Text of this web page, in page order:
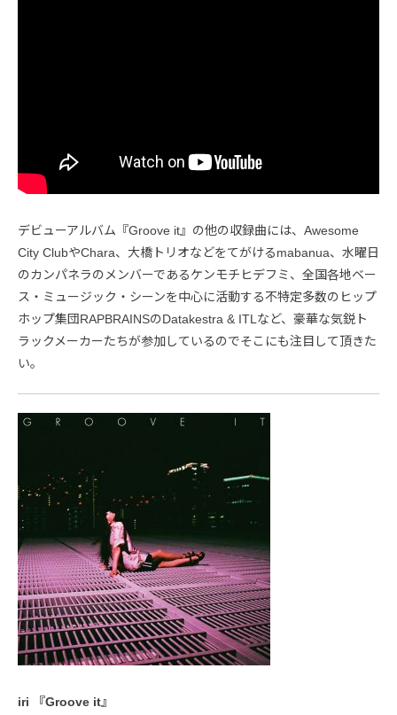
デビューアルバム『Groove it』の他の収録曲には、Awesome
City ClubやChara、大橋トリオなどをてがけるmabanua、水曜日
のカンパネラのメンバーであるケンモチヒデフミ、全国各地ベー
ス・ミュージック・シーンを中心に活動する不特定多数のヒップ
ホップ集団RAPBRAINSのDatakestra & ITLなど、豪華な気鋭ト
ラックメーカーたちが参加しているのでそこにも注目して頂きた
い。
iri 『Groove it』